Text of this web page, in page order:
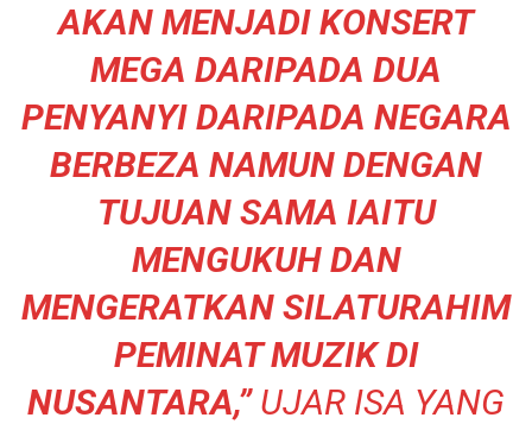
AKAN MENJADI KONSERT
MEGA DARIPADA DUA
PENYANYI DARIPADA NEGARA
BERBEZA NAMUN DENGAN
TUJUAN SAMA IAITU
MENGUKUH DAN
MENGERATKAN SILATURAHIM
PEMINAT MUZIK DI
NUSANTARA,”UJAR ISA YANG